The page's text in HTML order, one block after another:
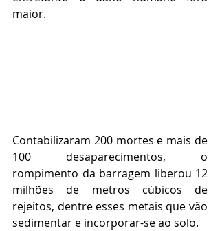
maior.
Contabilizaram 200 mortes e mais de
100 desaparecimentos, o
rompimento da barragem liberou 12
milhões de metros cúbicos de
rejeitos, dentre esses metais que vão
sedimentar e incorporar-se ao solo.